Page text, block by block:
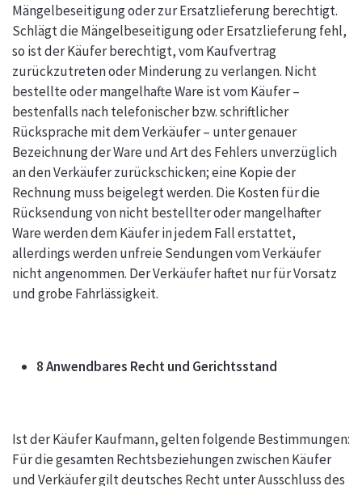
Mängelbeseitigung oder zur Ersatzlieferung berechtigt.
Schlägt die Mängelbeseitigung oder Ersatzlieferung fehl,
so ist der Käufer berechtigt, vom Kaufvertrag
zurückzutreten oder Minderung zu verlangen. Nicht
bestellte oder mangelhafte Ware ist vom Käufer –
bestenfalls nach telefonischer bzw. schriftlicher
Rücksprache mit dem Verkäufer – unter genauer
Bezeichnung der Ware und Art des Fehlers unverzüglich
an den Verkäufer zurückschicken; eine Kopie der
Rechnung muss beigelegt werden. Die Kosten für die
Rücksendung von nicht bestellter oder mangelhafter
Ware werden dem Käufer in jedem Fall erstattet,
allerdings werden unfreie Sendungen vom Verkäufer
nicht angenommen. Der Verkäufer haftet nur für Vorsatz
und grobe Fahrlässigkeit.
8 Anwendbares Recht und Gerichtsstand
Ist der Käufer Kaufmann, gelten folgende Bestimmungen:
Für die gesamten Rechtsbeziehungen zwischen Käufer
und Verkäufer gilt deutsches Recht unter Ausschluss des